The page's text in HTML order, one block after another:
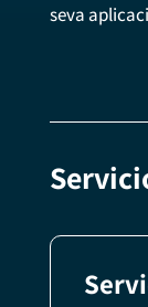
seva